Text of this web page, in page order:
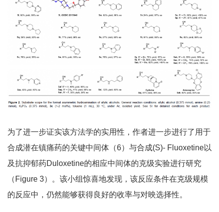
为了进一步证实该方法学的实用性，作者进一步进行了用于
合成潜在镇痛药的关键中间体（6）与合成(S)- Fluoxetine以
及抗抑郁药Duloxetine的相应中间体的克级实验进行研究
（Figure 3）。该小组惊喜地发现，该反应条件在克级规模
的反应中，仍然能够获得良好的收率与对映选择性。